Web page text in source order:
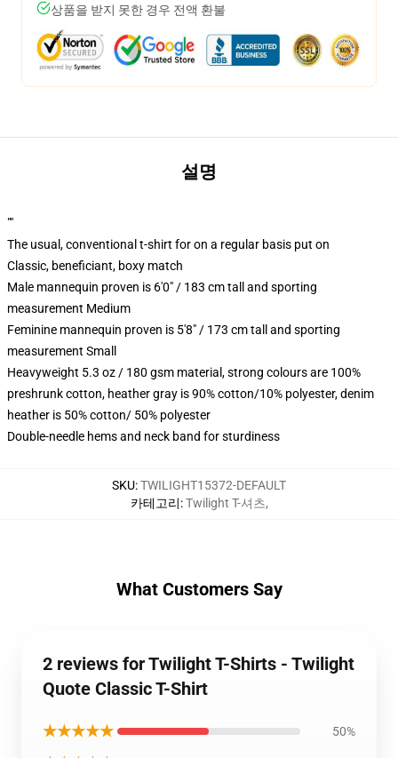
상품을 받지 못한 경우 전액 환불
설명
""
The usual, conventional t-shirt for on a regular basis put on
Classic, beneficiant, boxy match
Male mannequin proven is 6'0" / 183 cm tall and sporting
measurement Medium
Feminine mannequin proven is 5'8" / 173 cm tall and sporting
measurement Small
Heavyweight 5.3 oz / 180 gsm material, strong colours are 100%
preshrunk cotton, heather gray is 90% cotton/10% polyester, denim
heather is 50% cotton/ 50% polyester
Double-needle hems and neck band for sturdiness
SKU:TWILIGHT15372-DEFAULT
카테고리:Twilight T-셔츠,
What Customers Say
2 reviews for Twilight T-Shirts - Twilight
Quote Classic T-Shirt
★★★★★ 50%